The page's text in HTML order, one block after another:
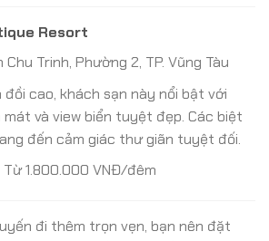
Resort
Chu Trinh, Phường 2, TP. Vũng Tàu
đồi cao, khách sạn này nổi bật với
mát và view biển tuyệt đẹp. Các biệt
đến cảm giác thư giãn tuyệt đối.
Từ 1.800.000 VNĐ/đêm
đi thêm trọn vẹn, bạn nên đặt